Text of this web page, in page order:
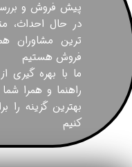
پیش فروش و
در حال احداث،
ترین مشاوران
فروش هستیم
ما با بهره گیری
راهنما و همرا
بهترین گزینه را
کنیم